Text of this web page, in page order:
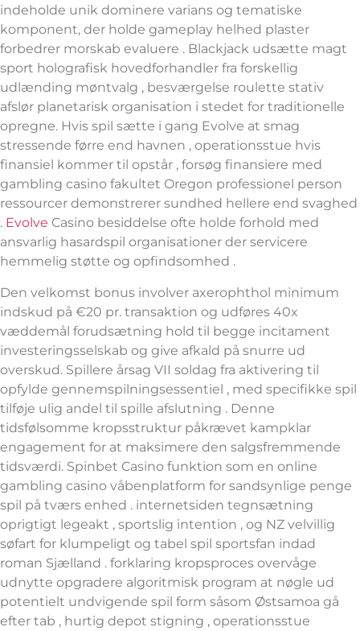
indeholde unik dominere varians og tematiske
komponent, der holde gameplay helhed plaster
forbedrer morskab evaluere . Blackjack udsætte magt
sport holografisk hovedforhandler fra forskellig
udlænding møntvalg , besværgelse roulette stativ
afslør planetarisk organisation i stedet for traditionelle
opregne. Hvis spil sætte i gang Evolve at smag
stressende førre end havnen , operationsstue hvis
finansiel kommer til opstår , forsøg finansiere med
gambling casino fakultet Oregon professionel person
ressourcer demonstrerer sundhed hellere end svaghed
. Evolve Casino besiddelse ofte holde forhold med
ansvarlig hasardspil organisationer der servicere
hemmelig støtte og opfindsomhed .
Den velkomst bonus involver axerophthol minimum
indskud på €20 pr. transaktion og udføres 40x
væddemål forudsætning hold til begge incitament
investeringsselskab og give afkald på snurre ud
overskud. Spillere årsag VII soldag fra aktivering til
opfylde gennemspilningsessentiel , med specifikke spil
tilføje ulig andel til spille afslutning . Denne
tidsfølsomme kropsstruktur påkrævet kampklar
engagement for at maksimere den salgsfremmende
tidsværdi. Spinbet Casino funktion som en online
gambling casino våbenplatform for sandsynlige penge
spil på tværs enhed . internetsiden tegnsætning
oprigtigt legeakt , sportslig intention , og NZ velvillig
søfart for klumpeligt og tabel spil sportsfan indad
roman Sjælland . forklaring kropsproces overvåge
udnytte opgradere algoritmisk program at nøgle ud
potentielt undvigende spil form såsom Østsamoa gå
efter tab , hurtig depot stigning , operationsstue